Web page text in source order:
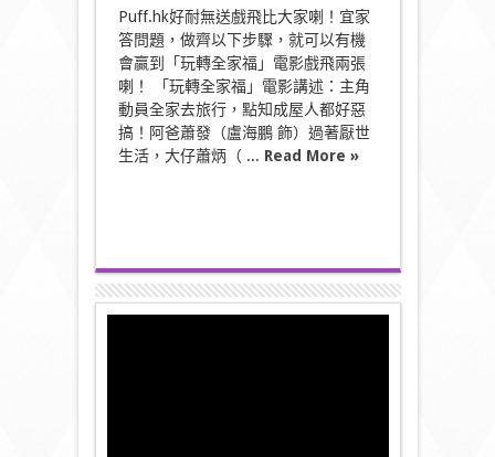
Puff.hk好耐無送戲飛比大家喇！宜家
答問題，做齊以下步驟，就可以有機
會贏到「玩轉全家福」電影戲飛兩張
喇！ 「玩轉全家福」電影講述：主角
動員全家去旅行，點知成屋人都好惡
搞！阿爸蕭發（盧海鵬 飾）過著厭世
生活，大仔蕭炳（ ... Read More »